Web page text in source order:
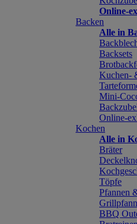
Online-
Backen
Alle in
Backsets
Kuchen-
Mini-
Online-
Kochen
Alle in
Bräter
Töpfe
Pfannen
BBQ